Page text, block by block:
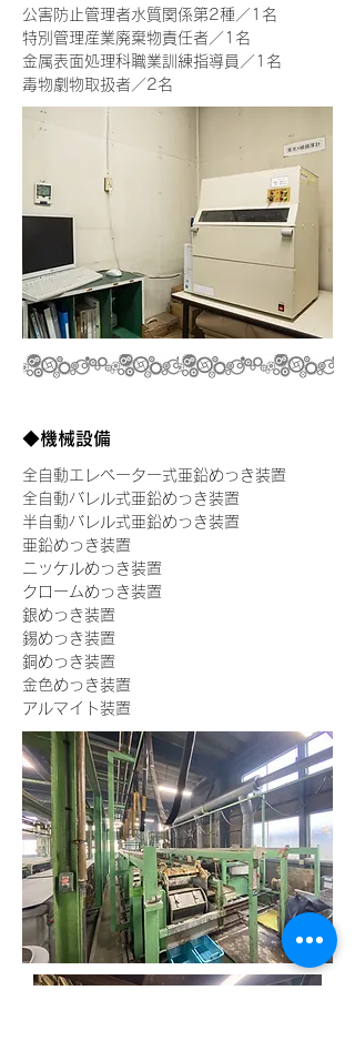
公害防止管理者水質関係第2種／1名
特別管理産業廃棄物責任者／1名
金属表面処理科職業訓練指導員／1名
毒物劇物取扱者／2名
◆機械設備
全自動エレベーター式亜鉛めっき装置
全自動バレル式亜鉛めっき装置
半自動バレル式亜鉛めっき装置
亜鉛めっき装置
ニッケルめっき装置
クロームめっき装置
銀めっき装置
錫めっき装置
銅めっき装置
金色めっき装置
アルマイト装置